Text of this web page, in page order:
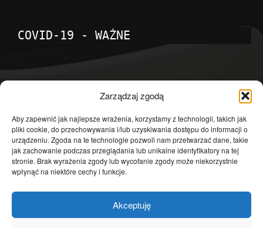
Zarządzaj zgodą
Aby zapewnić jak najlepsze wrażenia, korzystamy z technologii, takich jak
pliki cookie, do przechowywania i/lub uzyskiwania dostępu do informacji o
urządzeniu. Zgoda na te technologie pozwoli nam przetwarzać dane, takie
jak zachowanie podczas przeglądania lub unikalne identyfikatory na tej
stronie. Brak wyrażenia zgody lub wycofanie zgody może niekorzystnie
wpłynąć na niektóre cechy i funkcje.
Akceptuję
COVID-19 - WAŻNE
Temat dnia
4601
Publicystyka
4363
Polityka
3639
Polska
Społeczeństwo
2823